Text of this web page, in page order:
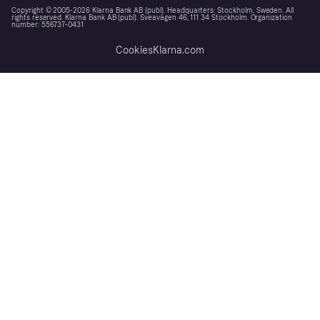
Copyright © 2005-2026 Klarna Bank AB (publ). Headquarters: Stockholm, Sweden. All
rights reserved. Klarna Bank AB (publ). Sveavägen 46, 111 34 Stockholm. Organization
number: 556737-0431
CookiesKlarna.com